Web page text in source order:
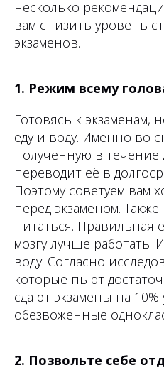
несколько
вам снизить уровень
экзаменов.
1. Режим всему
Готовясь к экзаменам,
еду и воду. Именно во
полученную в
переводит её в
Поэтому советуем вам
перед экзаменом.
питаться. Правильная
мозгу лучше работать.
воду. Согласно
которые пьют
сдают экзамены на
обезвоженные
2. Позвольте себе